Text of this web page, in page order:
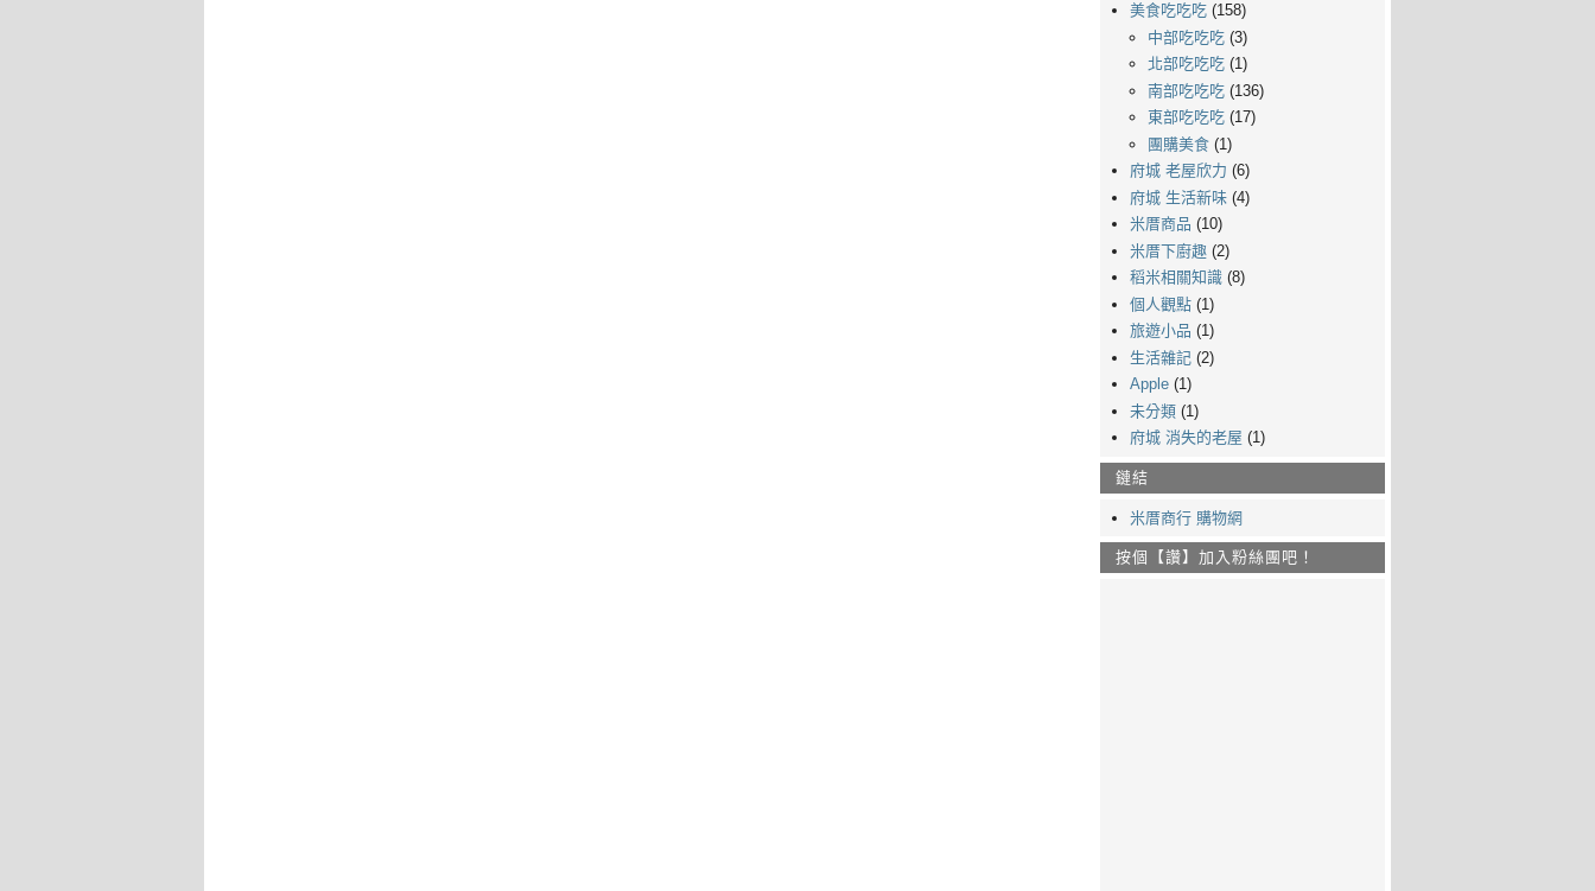
美食吃吃吃 (158)
中部吃吃吃 (3)
北部吃吃吃 (1)
南部吃吃吃 (136)
東部吃吃吃 (17)
團購美食 (1)
府城 老屋欣力 (6)
府城 生活新味 (4)
米厝商品 (10)
米厝下廚趣 (2)
稻米相關知識 (8)
個人觀點 (1)
旅遊小品 (1)
生活雜記 (2)
Apple (1)
未分類 (1)
府城 消失的老屋 (1)
鏈結
米厝商行 購物網
按個【讚】加入粉絲團吧！